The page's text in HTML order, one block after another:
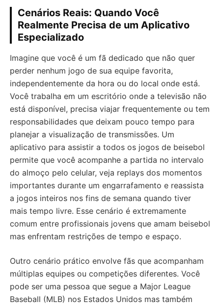
Cenários Reais: Quando Você
Realmente Precisa de um Aplicativo
Especializado
Imagine que você é um fã dedicado que não quer
perder nenhum jogo de sua equipe favorita,
independentemente da hora ou do local onde está.
Você trabalha em um escritório onde a televisão não
está disponível, precisa viajar frequentemente ou tem
responsabilidades que deixam pouco tempo para
planejar a visualização de transmissões. Um
aplicativo para assistir a todos os jogos de beisebol
permite que você acompanhe a partida no intervalo
do almoço pelo celular, veja replays dos momentos
importantes durante um engarrafamento e reassista
a jogos inteiros nos fins de semana quando tiver
mais tempo livre. Esse cenário é extremamente
comum entre profissionais jovens que amam beisebol
mas enfrentam restrições de tempo e espaço.
Outro cenário prático envolve fãs que acompanham
múltiplas equipes ou competições diferentes. Você
pode ser uma pessoa que segue a Major League
Baseball (MLB) nos Estados Unidos mas também